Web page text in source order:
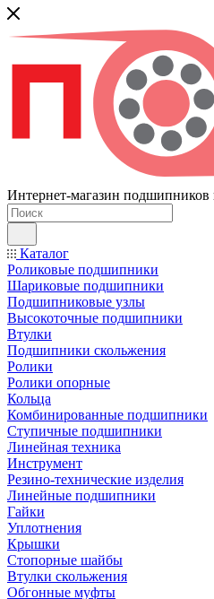
Интернет-магазин
Каталог
Роликовые подшипники
Шариковые подшипники
Подшипниковые узлы
Высокоточные подшипники
Втулки
Подшипники скольжения
Ролики
Ролики опорные
Кольца
Комбинированные подшипники
Ступичные подшипники
Линейная техника
Инструмент
Резино-технические изделия
Линейные подшипники
Гайки
Уплотнения
Крышки
Стопорные шайбы
Втулки скольжения
Обгонные муфты